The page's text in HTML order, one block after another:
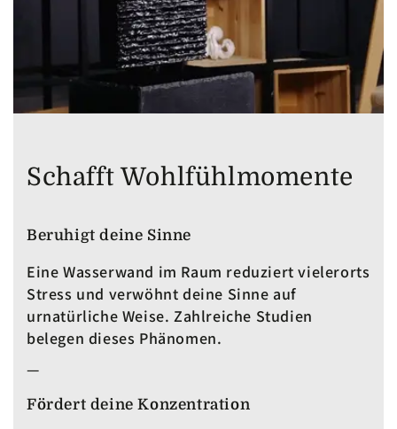
Schafft Wohlfühlmomente
Beruhigt deine Sinne
Eine Wasserwand im Raum reduziert vielerorts
Stress und verwöhnt deine Sinne auf
urnatürliche Weise. Zahlreiche Studien
belegen dieses Phänomen.
—
Fördert deine Konzentration